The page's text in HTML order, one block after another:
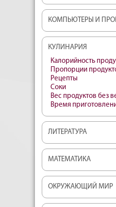
КОМПЬЮТЕРЫ И
КУЛИНАРИЯ
Калорийность
Пропорции
Рецепты
Соки
Вес продуктов без
Время
ЛИТЕРАТУРА
МАТЕМАТИКА
ОКРУЖАЮЩИЙ МИР